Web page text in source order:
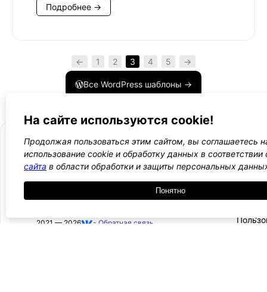
Подробнее →
← 1 2 3 4 5 →
Все WordPress шаблоны →
WordPress лаборатория
2021 — 2026 - Обратная связь
и
На сайте используются cookie!
Продолжая пользоваться этим сайтом, вы соглашаетесь
использование cookie и обработку данных в соответствии
сайта в области обработки и защиты персональных
Понятно